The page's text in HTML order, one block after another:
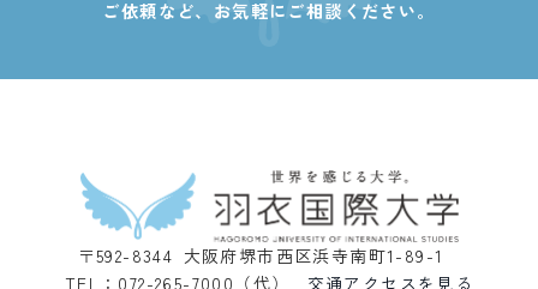
ご依頼など、 お気軽にご相談ください。
〒592-8344 大阪府堺市西区浜寺南町1-89-1
TEL：072-265-7000（代）
交通アクセスを見る